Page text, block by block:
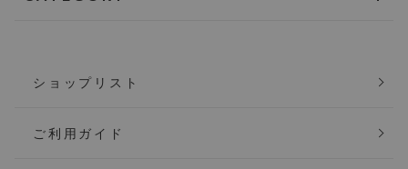
ショップリスト
ご利用ガイド